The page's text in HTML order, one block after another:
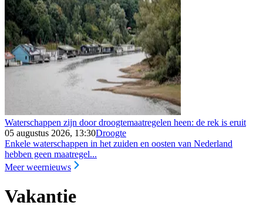
Waterschappen zijn door droogtemaatregelen heen: de rek is eruit
05 augustus 2026, 13:30Droogte
Enkele waterschappen in het zuiden en oosten van Nederland
hebben geen maatregel...
Meer weernieuws
Vakantie